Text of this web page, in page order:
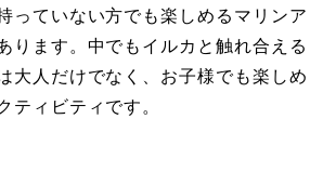
っていない方でも楽しめるマリンア
ります。中でもイルカと触れ合える
大人だけでなく、お子様でも楽しめ
ティビティです。